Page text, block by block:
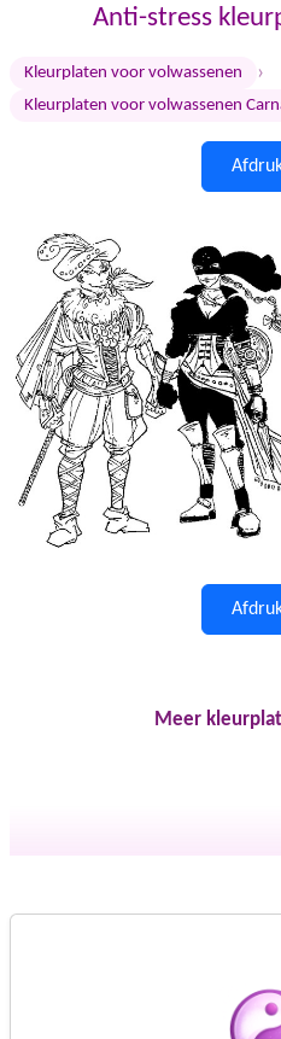
Anti-stress
Kleurplaten voor volwassenen ›
Kleurplaten voor volwassenen
Meer